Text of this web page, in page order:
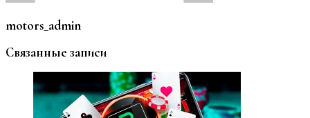
motors_admin
Связанные записи